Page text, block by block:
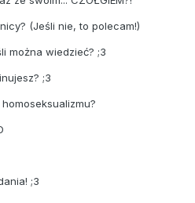
(Jeśli nie, to polecam!)
można wiedzieć? ;3
;3
;3